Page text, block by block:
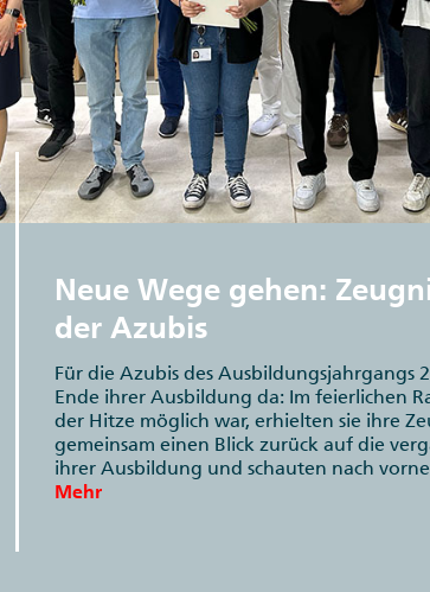
Neue Wege gehen:
der Azubis
Für die Azubis des Ausbildungsjahrgangs
Ende ihrer Ausbildung da: Im feierlichen
der Hitze möglich war, erhielten sie ihre
gemeinsam einen Blick zurück auf die
ihrer Ausbildung und schauten nach
Mehr